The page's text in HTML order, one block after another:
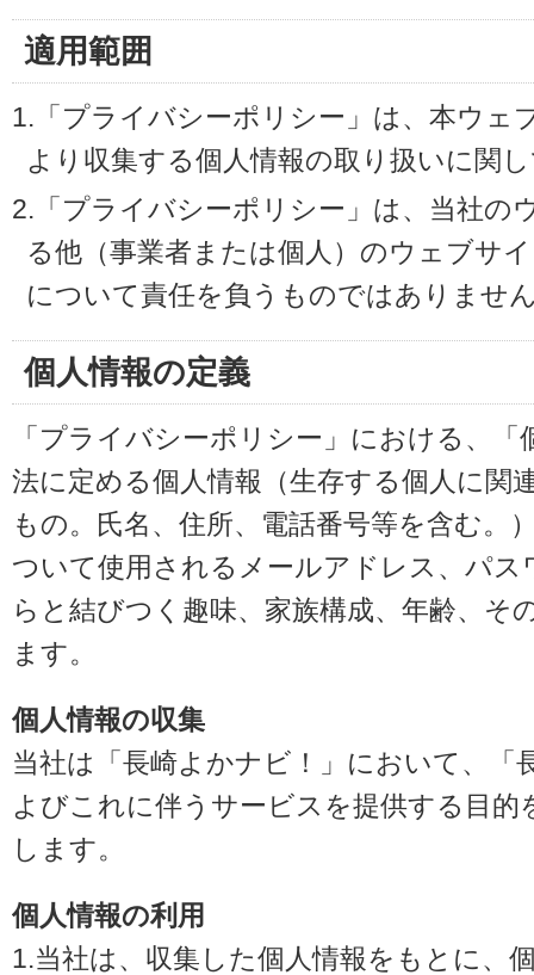
適用範囲
1.「プライバシーポリシー」は、本ウェ
より収集する個人情報の取り扱いに関
2.「プライバシーポリシー」は、当社の
る他（事業者または個人）のウェブサ
について責任を負うものではありませ
個人情報の定義
「プライバシーポリシー」における、
法に定める個人情報（生存する個人に関
もの。氏名、住所、電話番号等を含む。
ついて使用されるメールアドレス、パ
らと結びつく趣味、家族構成、年齢、そ
ます。
個人情報の収集
当社は「長崎よかナビ！」において、「
よびこれに伴うサービスを提供する目的
します。
個人情報の利用
1.当社は、収集した個人情報をもとに、